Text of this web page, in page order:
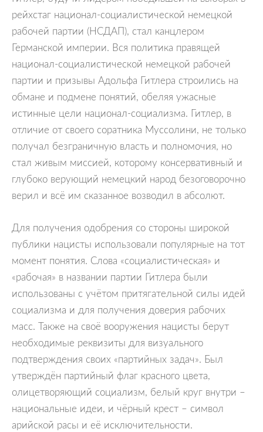
рейхстаг национал-социалистической немецкой
рабочей партии (НСДАП), стал канцлером
Германской империи. Вся политика правящей
национал-социалистической немецкой рабочей
партии и призывы Адольфа Гитлера строились на
обмане и подмене понятий, обеляя ужасные
истинные цели национал-социализма. Гитлер, в
отличие от своего соратника Муссолини, не только
получал безграничную власть и полномочия, но
стал живым миссией, которому консервативный и
глубоко верующий немецкий народ безоговорочно
верил и всё им сказанное возводил в абсолют.
Для получения одобрения со стороны широкой
публики нацисты использовали популярные на тот
момент понятия. Слова «социалистическая» и
«рабочая» в названии партии Гитлера были
использованы с учётом притягательной силы идей
социализма и для получения доверия рабочих
масс. Также на своё вооружения нацисты берут
необходимые реквизиты для визуального
подтверждения своих «партийных задач». Был
утверждён партийный флаг красного цвета,
олицетворяющий социализм, белый круг внутри –
национальные идеи, и чёрный крест – символ
арийской расы и её исключительности.